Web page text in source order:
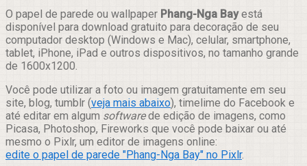
Compartilhar
O papel de parede ou wallpaper Phang-Nga Bayestá
disponível para download gratuito para decoração de seu
computador desktop (Windows e Mac), celular, smartphone,
tablet, iPhone, iPad e outros dispositivos, no tamanho grande
de 1600x1200.
Você pode utilizar a foto ou imagem gratuitamente em seu
site, blog, tumblr (veja mais abaixo), timelime do Facebook e
até editar em algum softwarede edição de imagens, como
Picasa, Photoshop, Fireworks que você pode baixar ou até
mesmo o Pixlr, um editor de imagens online:
edite o papel de parede "Phang-Nga Bay" no Pixlr.